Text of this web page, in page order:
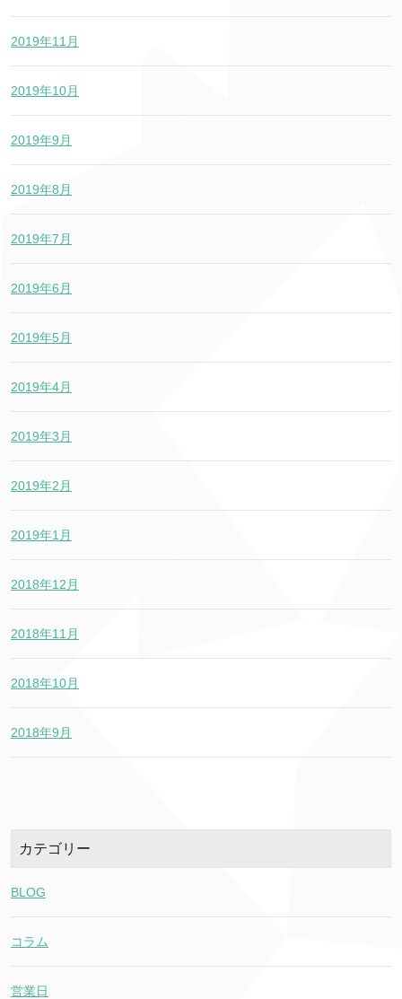
2019年11月
2019年10月
2019年9月
2019年8月
2019年7月
2019年6月
2019年5月
2019年4月
2019年3月
2019年2月
2019年1月
2018年12月
2018年11月
2018年10月
2018年9月
カテゴリー
BLOG
コラム
営業日